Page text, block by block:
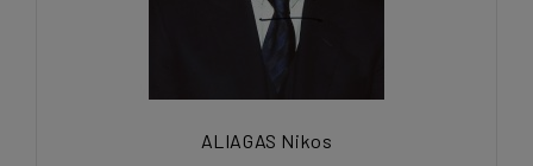
ALIAGAS Nikos